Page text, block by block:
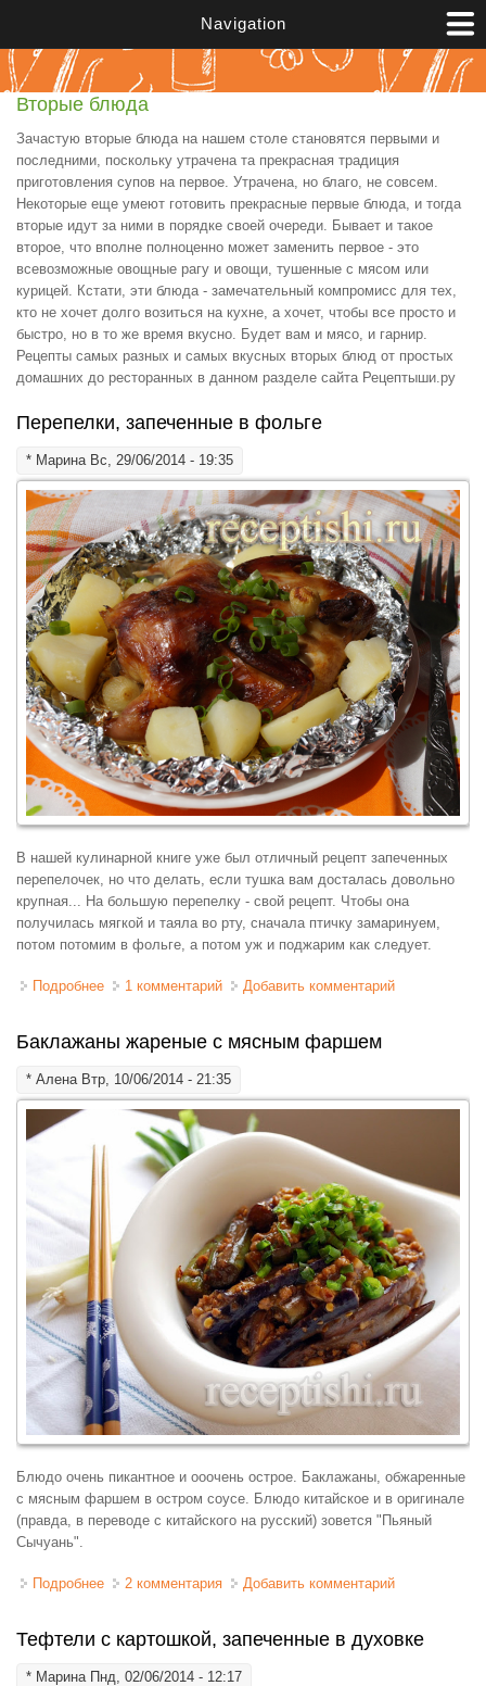
Navigation
Вторые блюда
Зачастую вторые блюда на нашем столе становятся первыми и
последними, поскольку утрачена та прекрасная традиция
приготовления супов на первое. Утрачена, но благо, не совсем.
Некоторые еще умеют готовить прекрасные первые блюда, и тогда
вторые идут за ними в порядке своей очереди. Бывает и такое
второе, что вполне полноценно может заменить первое - это
всевозможные овощные рагу и овощи, тушенные с мясом или
курицей. Кстати, эти блюда - замечательный компромисс для тех,
кто не хочет долго возиться на кухне, а хочет, чтобы все просто и
быстро, но в то же время вкусно. Будет вам и мясо, и гарнир.
Рецепты самых разных и самых вкусных вторых блюд от простых
домашних до ресторанных в данном разделе сайта Рецептыши.ру
Перепелки, запеченные в фольге
* МаринаВс, 29/06/2014 - 19:35
В нашей кулинарной книге уже был отличный рецепт запеченных
перепелочек, но что делать, если тушка вам досталась довольно
крупная... На большую перепелку - свой рецепт. Чтобы она
получилась мягкой и таяла во рту, сначала птичку замаринуем,
потом потомим в фольге, а потом уж и поджарим как следует.
Подробнее о Перепелки, запеченные в фольге
1 комментарий Добавить комментарий
Баклажаны жареные с мясным фаршем
* АленаВтр, 10/06/2014 - 21:35
Блюдо очень пикантное и ооочень острое. Баклажаны, обжаренные
с мясным фаршем в остром соусе. Блюдо китайское и в оригинале
(правда, в переводе с китайского на русский) зовется "Пьяный
Сычуань".
Подробнее о Баклажаны жареные с мясным фаршем
2 комментария Добавить комментарий
Тефтели с картошкой, запеченные в духовке
* МаринаПнд, 02/06/2014 - 12:17